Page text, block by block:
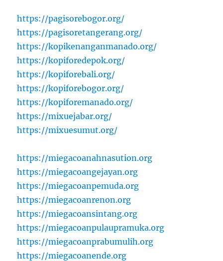
https://pagisorebogor.org/
https://pagisoretangerang.org/
https://kopikenanganmanado.org/
https://kopiforedepok.org/
https://kopiforebali.org/
https://kopiforebogor.org/
https://kopiforemanado.org/
https://mixuejabar.org/
https://mixuesumut.org/
https://miegacoanahnasution.org
https://miegacoangejayan.org
https://miegacoanpemuda.org
https://miegacoanrenon.org
https://miegacoansintang.org
https://miegacoanpulaupramuka.org
https://miegacoanprabumulih.org
https://miegacoanende.org